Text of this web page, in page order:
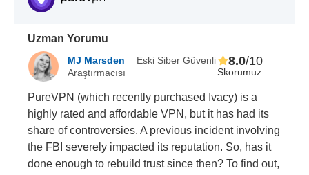
Uzman Yorumu
MJ Marsden
Eski Siber Güvenli
Araştırmacısı
Skorumuz
8.0/10
PureVPN (which recently purchased Ivacy) is a
highly rated and affordable VPN, but it has had its
share of controversies. A previous incident involving
the FBI severely impacted its reputation. So, has it
done enough to rebuild trust since then? To find out,